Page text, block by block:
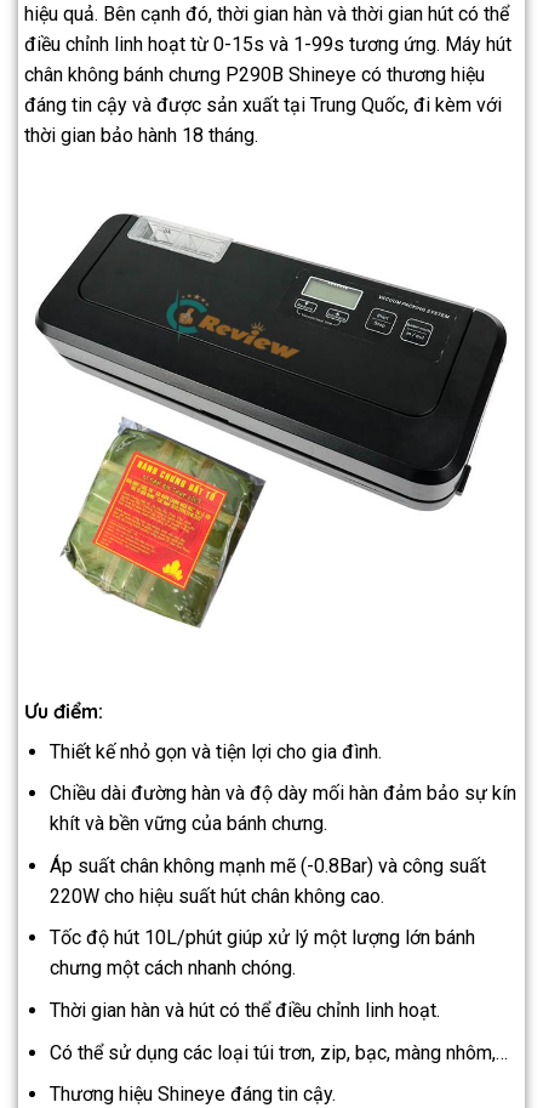
hiệu quả. Bên cạnh đó, thời gian hàn và thời gian hút có thể
điều chỉnh linh hoạt từ 0-15s và 1-99s tương ứng. Máy hút
chân không bánh chưng P290B Shineye có thương hiệu
đáng tin cậy và được sản xuất tại Trung Quốc, đi kèm với
thời gian bảo hành 18 tháng.
Ưu điểm:
Thiết kế nhỏ gọn và tiện lợi cho gia đình.
Chiều dài đường hàn và độ dày mối hàn đảm bảo sự kín
khít và bền vững của bánh chưng.
Áp suất chân không mạnh mẽ (-0.8Bar) và công suất
220W cho hiệu suất hút chân không cao.
Tốc độ hút 10L/phút giúp xử lý một lượng lớn bánh
chưng một cách nhanh chóng.
Thời gian hàn và hút có thể điều chỉnh linh hoạt.
Có thể sử dụng các loại túi trơn, zip, bạc, màng nhôm,…
Thương hiệu Shineye đáng tin cậy.